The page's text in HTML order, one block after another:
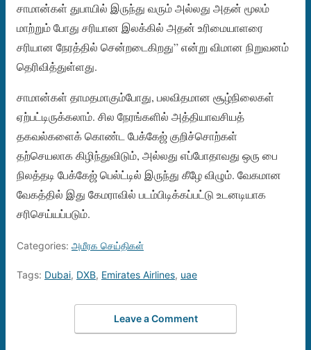
சாமான்கள் துபாயில் இருந்து வரும் அல்லது அதன் மூலம்
மாற்றும் போது சரியான இலக்கில் அதன் உரிமையாளரை
சரியான நேரத்தில் சென்றடைகிறது” என்று விமான நிறுவனம்
தெரிவித்துள்ளது.
சாமான்கள் தாமதமாகும்போது, ​​பலவிதமான சூழ்நிலைகள்
ஏற்பட்டிருக்கலாம். சில நேரங்களில் அத்தியாவசியத்
தகவல்களைக் கொண்ட பேக்கேஜ் குறிச்சொற்கள்
தற்செயலாக கிழிந்துவிடும், அல்லது எப்போதாவது ஒரு பை
நிலத்தடி பேக்கேஜ் பெல்ட்டில் இருந்து கீழே விழும். வேகமான
வேகத்தில் இது கேமராவில் படம்பிடிக்கப்பட்டு உடனடியாக
சரிசெய்யப்படும்.
Categories: அமீரக செய்திகள்
Tags: Dubai, DXB, Emirates Airlines, uae
Leave a Comment